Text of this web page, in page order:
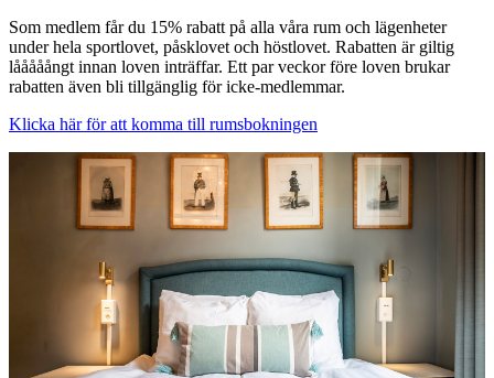
Som medlem får du 15% rabatt på alla våra rum och lägenheter
under hela sportlovet, påsklovet och höstlovet. Rabatten är giltig
lååååångt innan loven inträffar. Ett par veckor före loven brukar
rabatten även bli tillgänglig för icke-medlemmar.
Klicka här för att komma till rumsbokningen